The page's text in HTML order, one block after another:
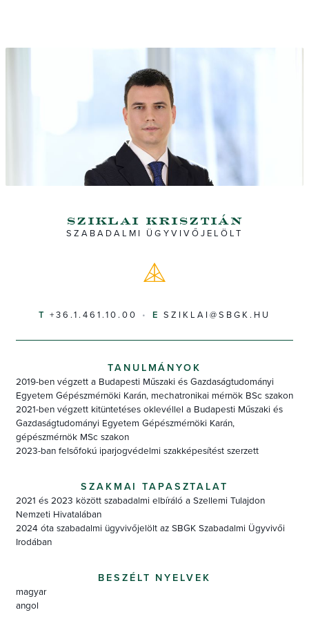
sziklai krisztián
SZABADALMI ÜGYVIVŐJELÖLT
+36.1.461.10.00 SZIKLAI@SBGK.HU
TANULMÁNYOK
2019-ben végzett a Budapesti Műszaki és Gazdaságtudományi
Egyetem Gépészmérnöki Karán, mechatronikai mérnök BSc szakon
2021-ben végzett kitüntetéses oklevéllel a Budapesti Műszaki és
Gazdaságtudományi Egyetem Gépészmérnöki Karán,
gépészmérnök MSc szakon
2023-ban felsőfokú iparjogvédelmi szakképesítést szerzett
SZAKMAI TAPASZTALAT
2021 és 2023 között szabadalmi elbíráló a Szellemi Tulajdon
Nemzeti Hivatalában
2024 óta szabadalmi ügyvivőjelölt az SBGK Szabadalmi Ügyvivői
Irodában
BESZÉLT NYELVEK
magyar
angol